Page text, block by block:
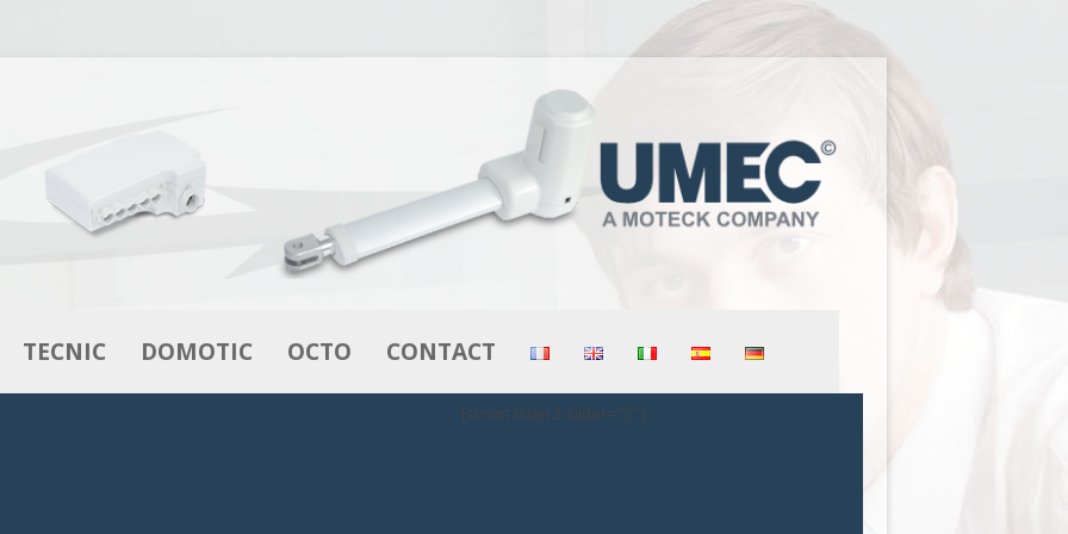
TECNIC DOMOTIC OCTO
L’INNOVATION EN LITERIE
CONTACT
[smartslider2 slider="9"]